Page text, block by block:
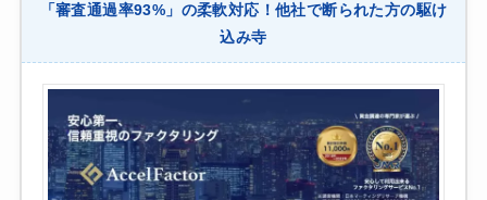
「審査通過率93%」の柔軟対応！他社で断られた方の駆け
込み寺